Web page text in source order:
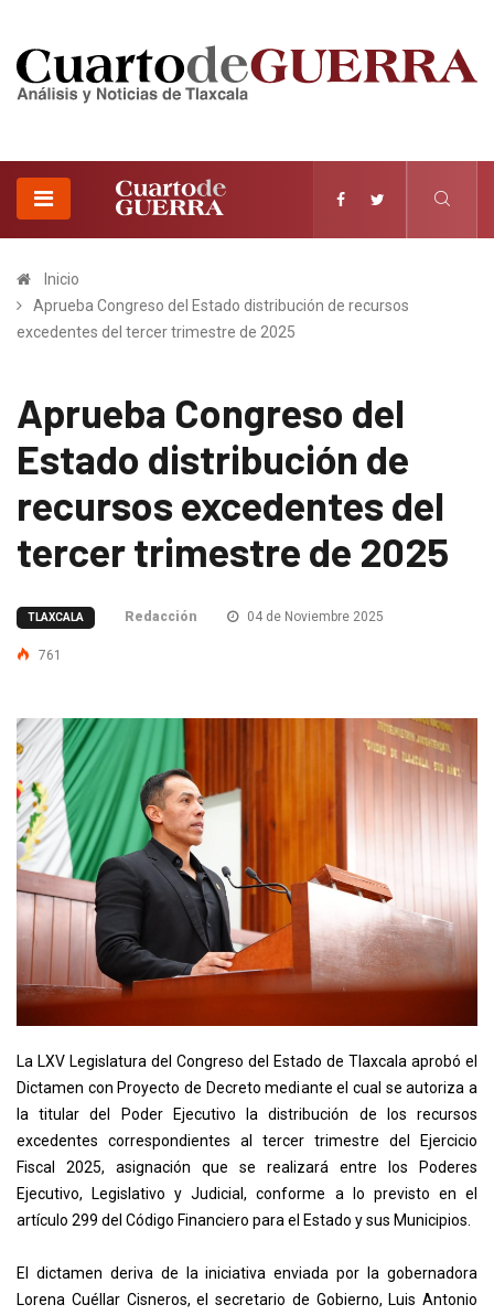
Inicio
Aprueba Congreso del Estado distribución de recursos
excedentes del tercer trimestre de 2025
Aprueba Congreso del
Estado distribución de
recursos excedentes del
tercer trimestre de 2025
TLAXCALA Redacción 04 de Noviembre 2025
761
La LXV Legislatura del Congreso del Estado de Tlaxcala aprobó el
Dictamen con Proyecto de Decreto mediante el cual se autoriza a
la titular del Poder Ejecutivo la distribución de los recursos
excedentes correspondientes al tercer trimestre del Ejercicio
Fiscal 2025, asignación que se realizará entre los Poderes
Ejecutivo, Legislativo y Judicial, conforme a lo previsto en el
artículo 299 del Código Financiero para el Estado y sus Municipios.
El dictamen deriva de la iniciativa enviada por la gobernadora
Lorena Cuéllar Cisneros, el secretario de Gobierno, Luis Antonio